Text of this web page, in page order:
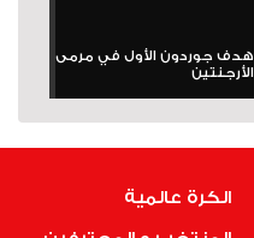
هدف جوردون الأول في مرمى
الأرجنتين
الكرة عالمية